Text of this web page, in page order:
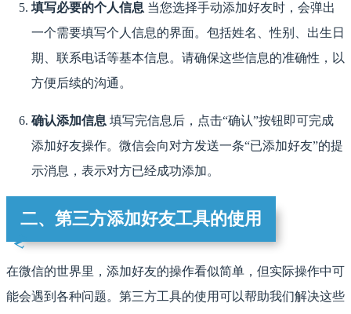
填写必要的个人信息 当您选择手动添加好友时，会弹出
一个需要填写个人信息的界面。包括姓名、性别、出生日
期、联系电话等基本信息。请确保这些信息的准确性，以
方便后续的沟通。
确认添加信息 填写完信息后，点击“确认”按钮即可完成
添加好友操作。微信会向对方发送一条“已添加好友”的提
示消息，表示对方已经成功添加。
二、第三方添加好友工具的使用
在微信的世界里，添加好友的操作看似简单，但实际操作中可
能会遇到各种问题。第三方工具的使用可以帮助我们解决这些